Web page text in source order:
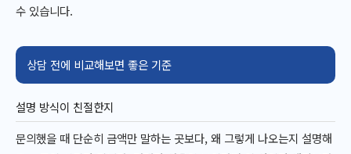
수 있습니다.
상담 전에 비교해보면 좋은 기준
설명 방식이 친절한지
문의했을 때 단순히 금액만 말하는 곳보다, 왜 그렇게 나오는지 설명해